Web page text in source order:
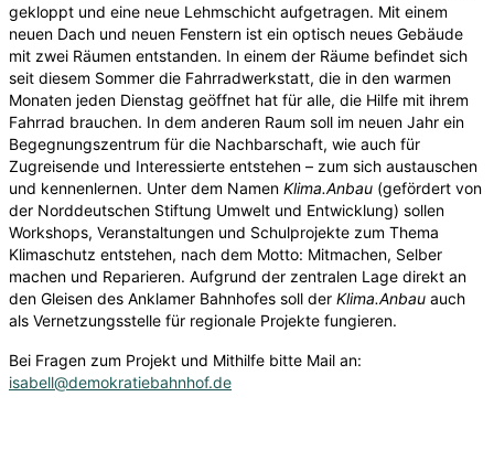
gekloppt und eine neue Lehmschicht aufgetragen. Mit einem
neuen Dach und neuen Fenstern ist ein optisch neues Gebäude
mit zwei Räumen entstanden. In einem der Räume befindet sich
seit diesem Sommer die Fahrradwerkstatt, die in den warmen
Monaten jeden Dienstag geöffnet hat für alle, die Hilfe mit ihrem
Fahrrad brauchen. In dem anderen Raum soll im neuen Jahr ein
Begegnungszentrum für die Nachbarschaft, wie auch für
Zugreisende und Interessierte entstehen – zum sich austauschen
und kennenlernen. Unter dem Namen Klima.Anbau (gefördert von
der Norddeutschen Stiftung Umwelt und Entwicklung) sollen
Workshops, Veranstaltungen und Schulprojekte zum Thema
Klimaschutz entstehen, nach dem Motto: Mitmachen, Selber
machen und Reparieren. Aufgrund der zentralen Lage direkt an
den Gleisen des Anklamer Bahnhofes soll der Klima.Anbau auch
als Vernetzungsstelle für regionale Projekte fungieren.
Bei Fragen zum Projekt und Mithilfe bitte Mail an:
isabell@demokratiebahnhof.de